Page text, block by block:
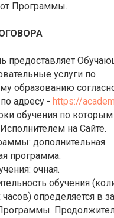
Программы.
предоставляет
услуги по
образованию
адресу - https://
обучения по которым
на Сайте.
дополнительная
программа.
очная.
обучения
определяется в